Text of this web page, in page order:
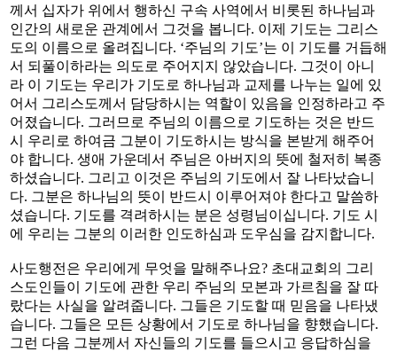
께서 십자가 위에서 행하신 구속 사역에서 비롯된 하나님과
인간의 새로운 관계에서 그것을 봅니다. 이제 기도는 그리스
도의 이름으로 올려집니다. ‘주님의 기도’는 이 기도를 거듭해
서 되풀이하라는 의도로 주어지지 않았습니다. 그것이 아니
라 이 기도는 우리가 기도로 하나님과 교제를 나누는 일에 있
어서 그리스도께서 담당하시는 역할이 있음을 인정하라고 주
어졌습니다. 그러므로 주님의 이름으로 기도하는 것은 반드
시 우리로 하여금 그분이 기도하시는 방식을 본받게 해주어
야 합니다. 생애 가운데서 주님은 아버지의 뜻에 철저히 복종
하셨습니다. 그리고 이것은 주님의 기도에서 잘 나타났습니
다. 그분은 하나님의 뜻이 반드시 이루어져야 한다고 말씀하
셨습니다. 기도를 격려하시는 분은 성령님이십니다. 기도 시
에 우리는 그분의 이러한 인도하심과 도우심을 감지합니다.
사도행전은 우리에게 무엇을 말해주나요? 초대교회의 그리
스도인들이 기도에 관한 우리 주님의 모본과 가르침을 잘 따
랐다는 사실을 알려줍니다. 그들은 기도할 때 믿음을 나타냈
습니다. 그들은 모든 상황에서 기도로 하나님을 향했습니다.
그런 다음 그분께서 자신들의 기도를 들으시고 응답하심을